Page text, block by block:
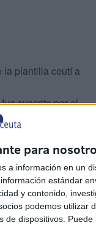
para
a información en un
estándar
y contenido,
podemos utilizar
de dispositivos. Puede
la plantilla ceutí a
suscrito por el
único que se
lo demás lo